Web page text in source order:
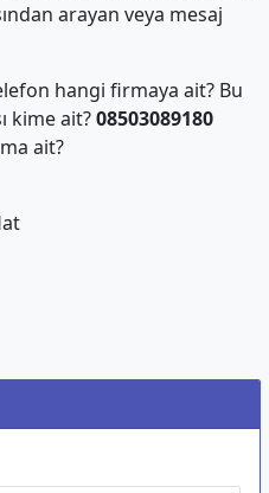
arayan veya mesaj
hangi firmaya ait? Bu
kime ait?08503089180
ait?